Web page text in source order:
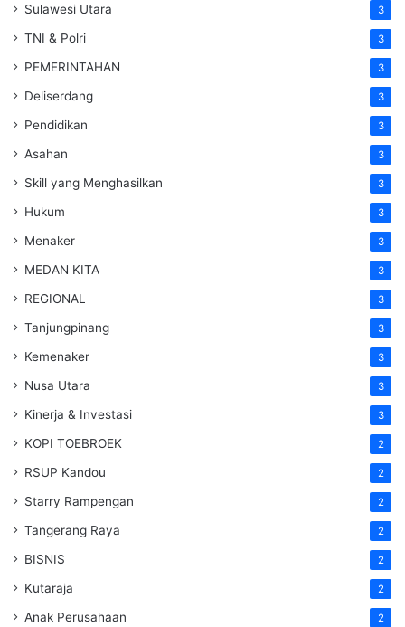
Sulawesi Utara 3
TNI & Polri 3
PEMERINTAHAN 3
Deliserdang 3
Pendidikan 3
Asahan 3
Skill yang Menghasilkan 3
Hukum 3
Menaker 3
MEDAN KITA 3
REGIONAL 3
Tanjungpinang 3
Kemenaker 3
Nusa Utara 3
Kinerja & Investasi 3
KOPI TOEBROEK 2
RSUP Kandou 2
Starry Rampengan 2
Tangerang Raya 2
BISNIS 2
Kutaraja 2
Anak Perusahaan 2